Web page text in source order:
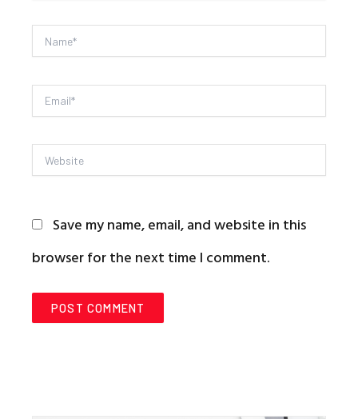
Name*
Email*
Website
Save my name, email, and website in this
browser for the next time I comment.